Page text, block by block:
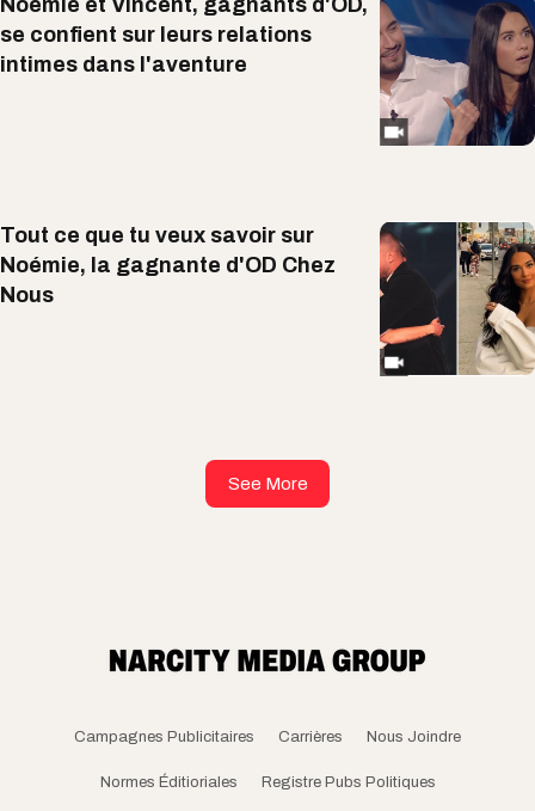
Noémie et Vincent, gagnants d'OD,
se confient sur leurs relations
intimes dans l'aventure
Tout ce que tu veux savoir sur
Noémie, la gagnante d'OD Chez
Nous
See More
Campagnes Publicitaires Carrières Nous Joindre
Normes Éditioriales Registre Pubs Politiques